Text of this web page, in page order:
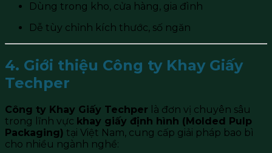
Dùng trong kho, cửa hàng, gia đình
Dễ tùy chỉnh kích thước, số ngăn
4. Giới thiệu Công ty Khay Giấy
Techper
Công ty Khay Giấy Techper là đơn vị chuyên sâu
trong lĩnh vực khay giấy định hình (Molded Pulp
Packaging) tại Việt Nam, cung cấp giải pháp bao bì
cho nhiều ngành nghề: